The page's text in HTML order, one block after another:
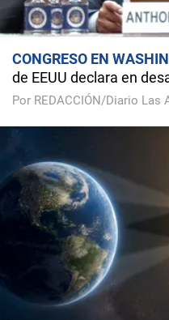
CONGRESO EN
de EEUU declara en
Por REDACCIÓN/Diario Las